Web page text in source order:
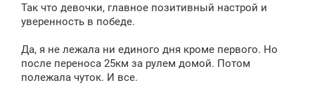
Так что девочки, главное позитивный настрой и
уверенность в победе.
Да, я не лежала ни единого дня кроме первого. Но
после переноса 25км за рулем домой. Потом
полежала чуток. И все.